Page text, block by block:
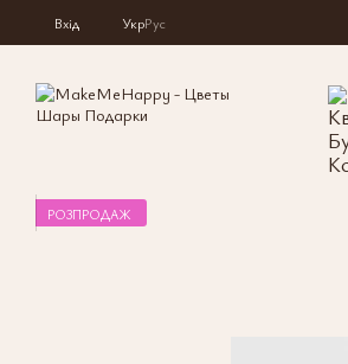
Перейти до основного контенту
Вхід УкрРус
РОЗПРОДАЖ